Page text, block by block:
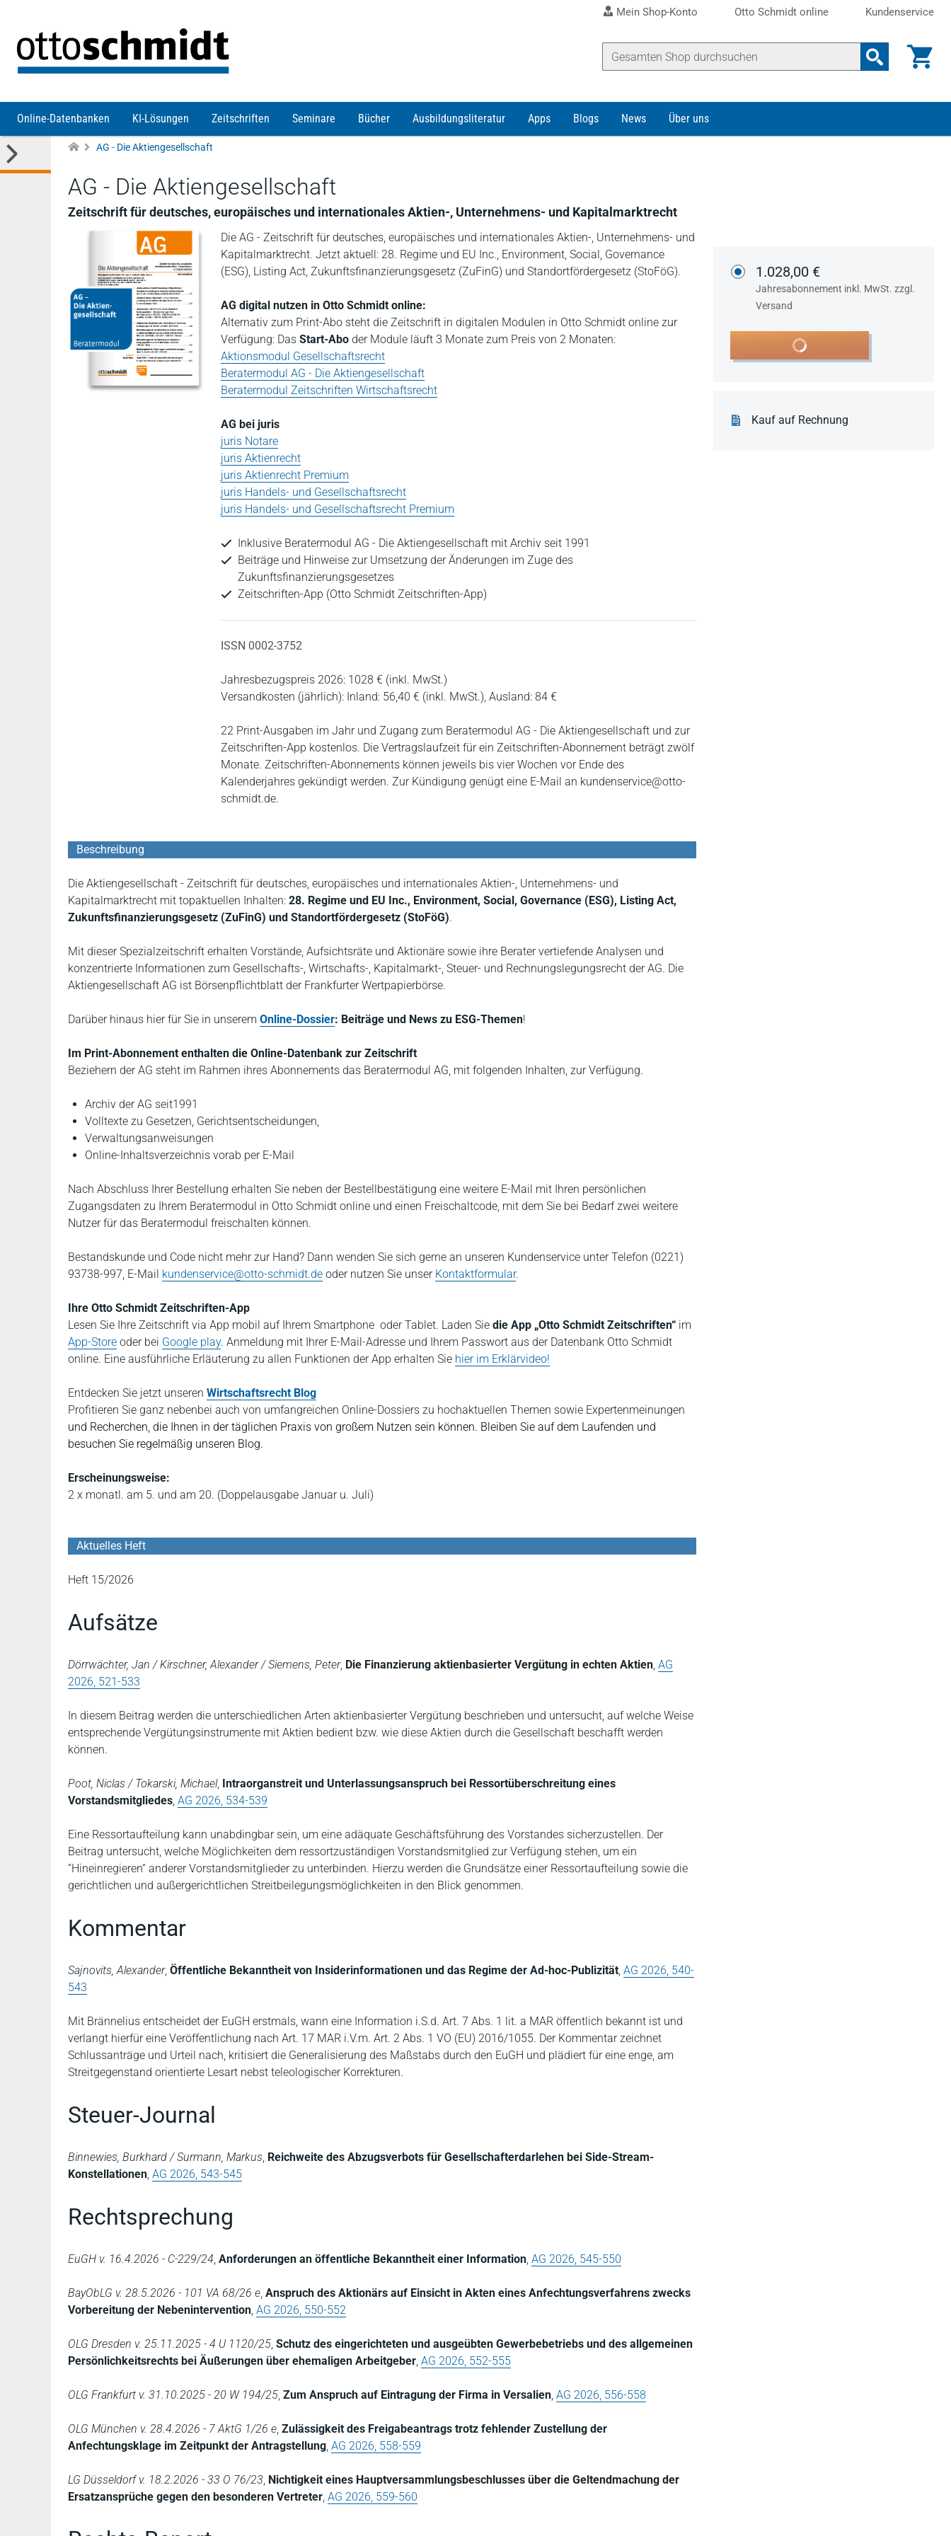
Mein Shop-Konto Otto Schmidt online Kundenservice
Online-Datenbanken KI-Lösungen Zeitschriften Seminare Bücher Ausbildungsliteratur Apps Blogs News Über uns
AG - Die Aktiengesellschaft
AG - Die Aktiengesellschaft
Zeitschrift für deutsches, europäisches und internationales Aktien-, Unternehmens- und Kapitalmarktrecht
Die AG - Zeitschrift für deutsches, europäisches und internationales Aktien-, Unternehmens- und
Kapitalmarktrecht. Jetzt aktuell: 28. Regime und EU Inc., Environment, Social, Governance
(ESG), Listing Act, Zukunftsfinanzierungsgesetz (ZuFinG) und Standortfördergesetz (StoFöG).
AG digital nutzen in Otto Schmidt online:
Alternativ zum Print-Abo steht die Zeitschrift in digitalen Modulen in Otto Schmidt online zur
Verfügung: Das Start-Abo der Module läuft 3 Monate zum Preis von 2 Monaten:
Aktionsmodul Gesellschaftsrecht
Beratermodul AG - Die Aktiengesellschaft
Beratermodul Zeitschriften Wirtschaftsrecht
AG bei juris
juris Notare
juris Aktienrecht
juris Aktienrecht Premium
juris Handels- und Gesellschaftsrecht
juris Handels- und Gesellschaftsrecht Premium
Inklusive Beratermodul AG - Die Aktiengesellschaft mit Archiv seit 1991
Beiträge und Hinweise zur Umsetzung der Änderungen im Zuge des
Zukunftsfinanzierungsgesetzes
Zeitschriften-App (Otto Schmidt Zeitschriften-App)
ISSN 0002-3752
Jahresbezugspreis 2026: 1028 € (inkl. MwSt.)
Versandkosten (jährlich): Inland: 56,40 € (inkl. MwSt.), Ausland: 84 €
22 Print-Ausgaben im Jahr und Zugang zum Beratermodul AG - Die Aktiengesellschaft und zur
Zeitschriften-App kostenlos. Die Vertragslaufzeit für ein Zeitschriften-Abonnement beträgt zwölf
Monate. Zeitschriften-Abonnements können jeweils bis vier Wochen vor Ende des
Kalenderjahres gekündigt werden. Zur Kündigung genügt eine E-Mail an kundenservice@otto-
schmidt.de.
1.028,00 €
Jahresabonnement inkl. MwSt. zzgl.
Versand
In den Warenkorb
Kauf auf Rechnung
Beschreibung
Die Aktiengesellschaft - Zeitschrift für deutsches, europäisches und internationales Aktien-, Unternehmens- und
Kapitalmarktrecht mit topaktuellen Inhalten: 28. Regime und EU Inc., Environment, Social, Governance (ESG), Listing Act,
Zukunftsfinanzierungsgesetz (ZuFinG) und Standortfördergesetz (StoFöG).
Mit dieser Spezialzeitschrift erhalten Vorstände, Aufsichtsräte und Aktionäre sowie ihre Berater vertiefende Analysen und
konzentrierte Informationen zum Gesellschafts-, Wirtschafts-, Kapitalmarkt-, Steuer- und Rechnungslegungsrecht der AG. Die
Aktiengesellschaft AG ist Börsenpflichtblatt der Frankfurter Wertpapierbörse.
Darüber hinaus hier für Sie in unserem Online-Dossier: Beiträge und News zu ESG-Themen!
Im Print-Abonnement enthalten die Online-Datenbank zur Zeitschrift
Beziehern der AG steht im Rahmen ihres Abonnements das Beratermodul AG, mit folgenden Inhalten, zur Verfügung.
Archiv der AG seit1991
Volltexte zu Gesetzen, Gerichtsentscheidungen,
Verwaltungsanweisungen
Online-Inhaltsverzeichnis vorab per E-Mail
Nach Abschluss Ihrer Bestellung erhalten Sie neben der Bestellbestätigung eine weitere E-Mail mit Ihren persönlichen
Zugangsdaten zu Ihrem Beratermodul in Otto Schmidt online und einen Freischaltcode, mit dem Sie bei Bedarf zwei weitere
Nutzer für das Beratermodul freischalten können.
Bestandskunde und Code nicht mehr zur Hand? Dann wenden Sie sich gerne an unseren Kundenservice unter Telefon (0221)
93738-997, E-Mail kundenservice@otto-schmidt.de oder nutzen Sie unser Kontaktformular.
Ihre Otto Schmidt Zeitschriften-App
Lesen Sie Ihre Zeitschrift via App mobil auf Ihrem Smartphone oder Tablet. Laden Sie die App „Otto Schmidt Zeitschriften“ im
App-Store oder bei Google play. Anmeldung mit Ihrer E-Mail-Adresse und Ihrem Passwort aus der Datenbank Otto Schmidt
online. Eine ausführliche Erläuterung zu allen Funktionen der App erhalten Sie hier im Erklärvideo!
Entdecken Sie jetzt unseren Wirtschaftsrecht Blog
Profitieren Sie ganz nebenbei auch von umfangreichen Online-Dossiers zu hochaktuellen Themen sowie Expertenmeinungen
und Recherchen, die Ihnen in der täglichen Praxis von großem Nutzen sein können. Bleiben Sie auf dem Laufenden und
besuchen Sie regelmäßig unseren Blog.
Erscheinungsweise:
2 x monatl. am 5. und am 20. (Doppelausgabe Januar u. Juli)
Aktuelles Heft
Heft 15/2026
Aufsätze
Dörrwächter, Jan / Kirschner, Alexander / Siemens, Peter, Die Finanzierung aktienbasierter Vergütung in echten Aktien, AG
2026, 521-533
In diesem Beitrag werden die unterschiedlichen Arten aktienbasierter Vergütung beschrieben und untersucht, auf welche Weise
entsprechende Vergütungsinstrumente mit Aktien bedient bzw. wie diese Aktien durch die Gesellschaft beschafft werden
können.
Poot, Niclas / Tokarski, Michael, Intraorganstreit und Unterlassungsanspruch bei Ressortüberschreitung eines
Vorstandsmitgliedes, AG 2026, 534-539
Eine Ressortaufteilung kann unabdingbar sein, um eine adäquate Geschäftsführung des Vorstandes sicherzustellen. Der
Beitrag untersucht, welche Möglichkeiten dem ressortzuständigen Vorstandsmitglied zur Verfügung stehen, um ein
“Hineinregieren“ anderer Vorstandsmitglieder zu unterbinden. Hierzu werden die Grundsätze einer Ressortaufteilung sowie die
gerichtlichen und außergerichtlichen Streitbeilegungsmöglichkeiten in den Blick genommen.
Kommentar
Sajnovits, Alexander, Öffentliche Bekanntheit von Insiderinformationen und das Regime der Ad-hoc-Publizität, AG 2026, 540-
543
Mit Brännelius entscheidet der EuGH erstmals, wann eine Information i.S.d. Art. 7 Abs. 1 lit. a MAR öffentlich bekannt ist und
verlangt hierfür eine Veröffentlichung nach Art. 17 MAR i.V.m. Art. 2 Abs. 1 VO (EU) 2016/1055. Der Kommentar zeichnet
Schlussanträge und Urteil nach, kritisiert die Generalisierung des Maßstabs durch den EuGH und plädiert für eine enge, am
Streitgegenstand orientierte Lesart nebst teleologischer Korrekturen.
Steuer-Journal
Binnewies, Burkhard / Surmann, Markus, Reichweite des Abzugsverbots für Gesellschafterdarlehen bei Side-Stream-
Konstellationen, AG 2026, 543-545
Rechtsprechung
EuGH v. 16.4.2026 - C-229/24, Anforderungen an öffentliche Bekanntheit einer Information, AG 2026, 545-550
BayObLG v. 28.5.2026 - 101 VA 68/26 e, Anspruch des Aktionärs auf Einsicht in Akten eines Anfechtungsverfahrens zwecks
Vorbereitung der Nebenintervention, AG 2026, 550-552
OLG Dresden v. 25.11.2025 - 4 U 1120/25, Schutz des eingerichteten und ausgeübten Gewerbebetriebs und des allgemeinen
Persönlichkeitsrechts bei Äußerungen über ehemaligen Arbeitgeber, AG 2026, 552-555
OLG Frankfurt v. 31.10.2025 - 20 W 194/25, Zum Anspruch auf Eintragung der Firma in Versalien, AG 2026, 556-558
OLG München v. 28.4.2026 - 7 AktG 1/26 e, Zulässigkeit des Freigabeantrags trotz fehlender Zustellung der
Anfechtungsklage im Zeitpunkt der Antragstellung, AG 2026, 558-559
LG Düsseldorf v. 18.2.2026 - 33 O 76/23, Nichtigkeit eines Hauptversammlungsbeschlusses über die Geltendmachung der
Ersatzansprüche gegen den besonderen Vertreter, AG 2026, 559-560